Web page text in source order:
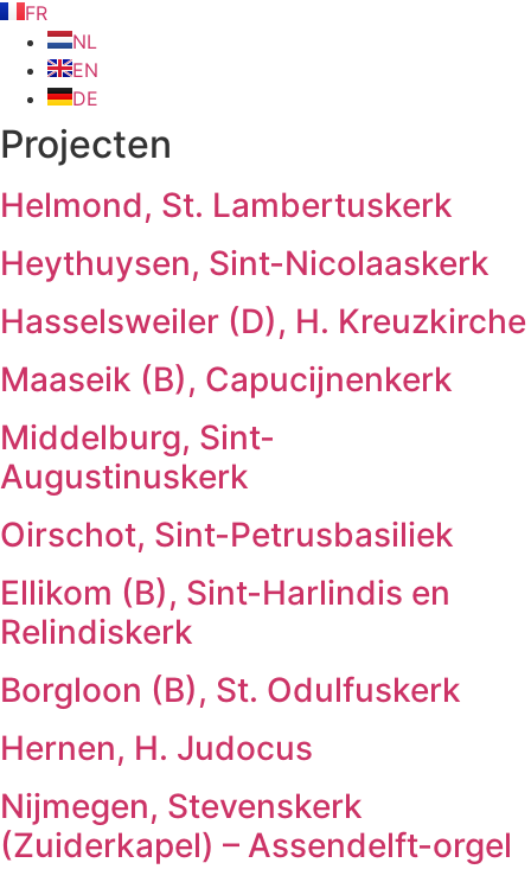
FR
NL
EN
DE
Projecten
Helmond, St. Lambertuskerk
Heythuysen, Sint-Nicolaaskerk
Hasselsweiler (D), H. Kreuzkirche
Maaseik (B), Capucijnenkerk
Middelburg, Sint-
Augustinuskerk
Oirschot, Sint-Petrusbasiliek
Ellikom (B), Sint-Harlindis en
Relindiskerk
Borgloon (B), St. Odulfuskerk
Hernen, H. Judocus
Nijmegen, Stevenskerk
(Zuiderkapel) – Assendelft-orgel